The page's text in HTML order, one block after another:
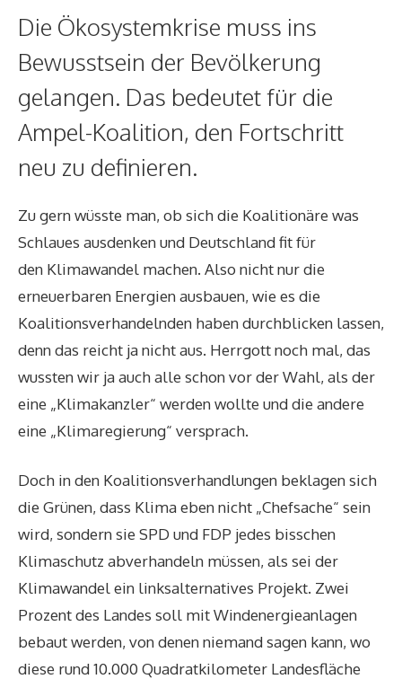
Die Ökosystemkrise muss ins
Bewusstsein der Bevölkerung
gelangen. Das bedeutet für die
Ampel-Koalition, den Fortschritt
neu zu definieren.
Zu gern wüsste man, ob sich die Koalitionäre was
Schlaues ausdenken und Deutschland fit für
den Klimawandel machen. Also nicht nur die
erneuerbaren Energien ausbauen, wie es die
Koalitionsverhandelnden haben durchblicken lassen,
denn das reicht ja nicht aus. Herrgott noch mal, das
wussten wir ja auch alle schon vor der Wahl, als der
eine „Klimakanzler“ werden wollte und die andere
eine „Klimaregierung“ versprach.
Doch in den Koalitionsverhandlungen beklagen sich
die Grünen, dass Klima eben nicht „Chefsache“ sein
wird, sondern sie SPD und FDP jedes bisschen
Klimaschutz abverhandeln müssen, als sei der
Klimawandel ein linksalternatives Projekt. Zwei
Prozent des Landes soll mit Windenergieanlagen
bebaut werden, von denen niemand sagen kann, wo
diese rund 10.000 Quadratkilometer Landesfläche